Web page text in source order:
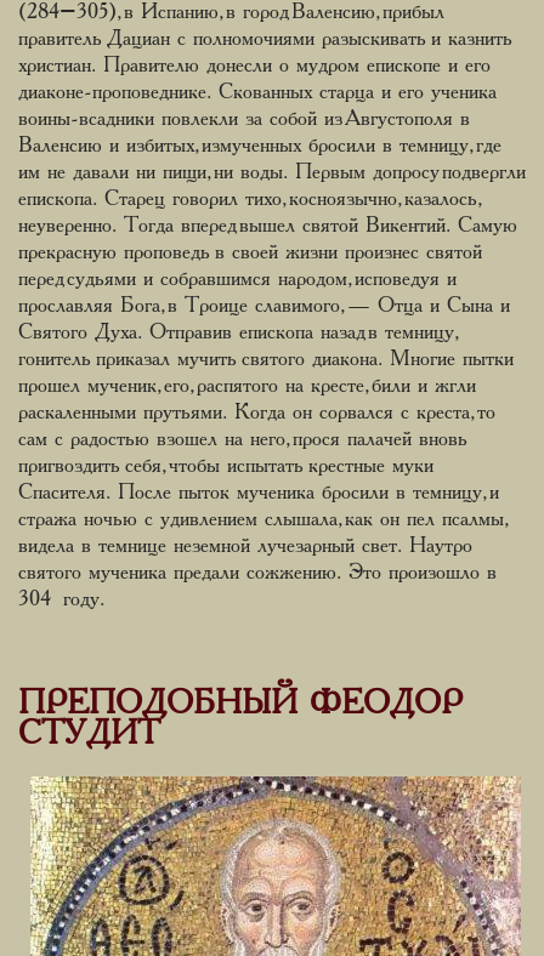
(284–305), в Испанию, в город Валенсию, прибыл
правитель Дациан с полномочиями разыскивать и казнить
христиан. Правителю донесли о мудром епископе и его
диаконе-проповеднике. Скованных старца и его ученика
воины-всадники повлекли за собой из Августополя в
Валенсию и избитых, измученных бросили в темницу, где
им не давали ни пищи, ни воды. Первым допросу подвергли
епископа. Старец говорил тихо, косноязычно, казалось,
неуверенно. Тогда вперед вышел святой Викентий. Самую
прекрасную проповедь в своей жизни произнес святой
перед судьями и собравшимся народом, исповедуя и
прославляя Бога, в Троице славимого, — Отца и Сына и
Святого Духа. Отправив епископа назад в темницу,
гонитель приказал мучить святого диакона. Многие пытки
прошел мученик, его, распятого на кресте, били и жгли
раскаленными прутьями. Когда он сорвался с креста, то
сам с радостью взошел на него, прося палачей вновь
пригвоздить себя, чтобы испытать крестные муки
Спасителя. После пыток мученика бросили в темницу, и
стража ночью с удивлением слышала, как он пел псалмы,
видела в темнице неземной лучезарный свет. Наутро
святого мученика предали сожжению. Это произошло в
304 году.
ПРЕПОДОБНЫЙ ФЕОДОР
СТУДИТ